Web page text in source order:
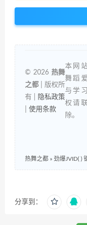
© 2026 热舞
之都 | 版权所
有 |
隐私政策
使用条款
本网
舞蹈
与学
权请
除。
热舞之都 » 劲爆JVID( )
分享到：